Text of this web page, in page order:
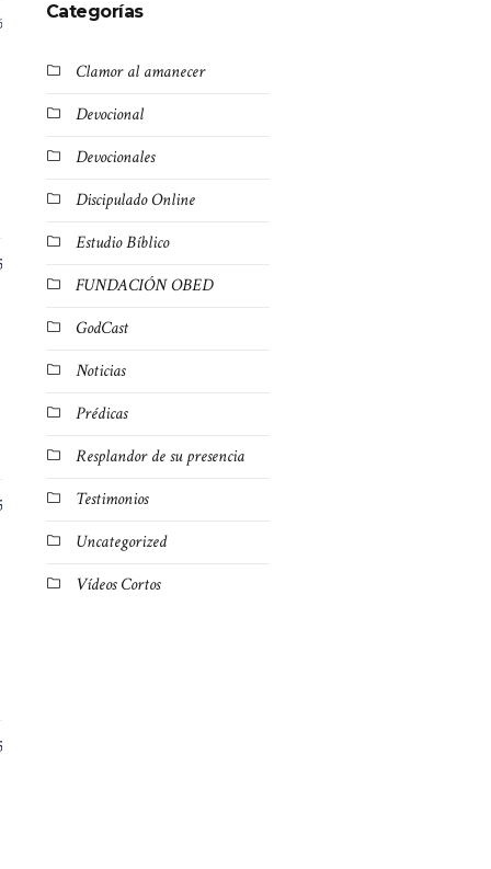
Categorías
Clamor al amanecer
Devocional
Devocionales
Discipulado Online
Estudio Bíblico
FUNDACIÓN OBED
GodCast
Noticias
Prédicas
Resplandor de su presencia
Testimonios
Uncategorized
Vídeos Cortos